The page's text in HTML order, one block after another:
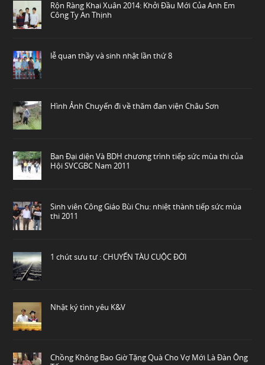
Rộn Ràng Khai Xuân 2014: Khởi Đầu Mới Của Anh Em
Công Ty An Thịnh
lễ quan thầy và sinh nhật lần thứ 8
Hình Ảnh Chuyến đi về thăm đan viện Châu Sơn
Ban Đại diện Và BDH chương trình tiếp sức mùa thi của
Hội SVCGBC Nam 2011
Sinh viên Công Giáo Bùi Chu: nhiệt thành tiếp sức mùa
thi 2011
1 chút sưu tư : CHUYẾN TÀU CUỘC ĐỜI
Nhật ký tình yêu K&V
Chồng Không Bao Giờ Tặng Quà Cho Vợ Mới Là Đàn Ông